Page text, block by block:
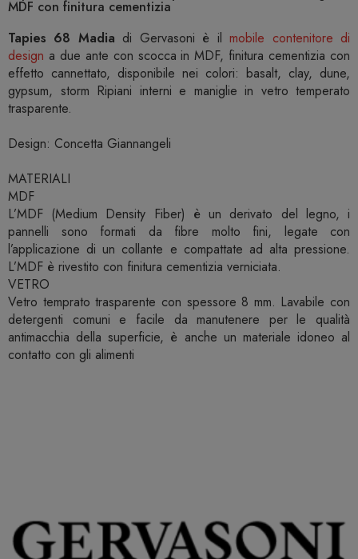
MDF con finitura cementizia
Tapies 68 Madia di Gervasoni è ilmobile contenitore di
design a due ante con scocca in MDF, finitura cementizia con
effetto cannettato, disponibile nei colori: basalt, clay, dune,
gypsum, storm Ripiani interni e maniglie in vetro temperato
trasparente.
Design: Concetta Giannangeli
MATERIALI
MDF
L’MDF (Medium Density Fiber) è un derivato del legno, i
pannelli sono formati da fibre molto fini, legate con
l’applicazione di un collante e compattate ad alta pressione.
L’MDF è rivestito con finitura cementizia verniciata.
VETRO
Vetro temprato trasparente con spessore 8 mm. Lavabile con
detergenti comuni e facile da manutenere per le qualità
antimacchia della superficie, è anche un materiale idoneo al
contatto con gli alimenti